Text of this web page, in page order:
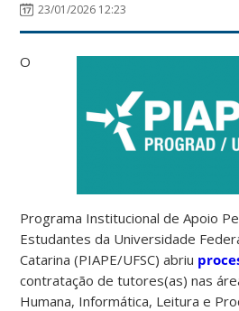
23/01/2026 12:23
O
Programa Institucional de Apoio
Estudantes da Universidade
Catarina (PIAPE/UFSC) abriu
contratação de tutores(as) nas
Humana, Informática, Leitura e